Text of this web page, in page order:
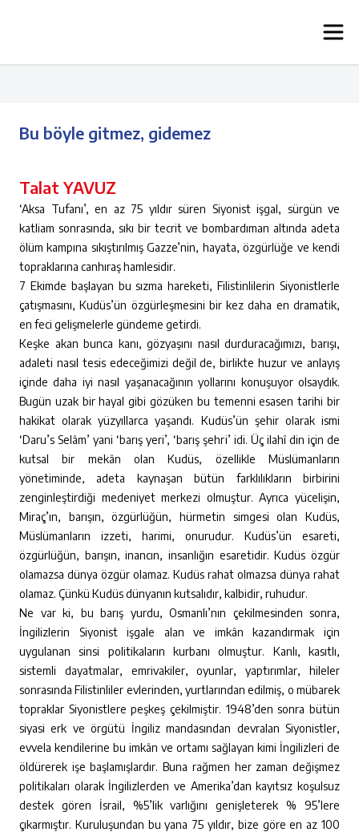
Bu böyle gitmez, gidemez
Talat YAVUZ
‘Aksa Tufanı’, en az 75 yıldır süren Siyonist işgal, sürgün ve
katliam sonrasında, sıkı bir tecrit ve bombardıman altında adeta
ölüm kampına sıkıştırılmış Gazze’nin, hayata, özgürlüğe ve kendi
topraklarına canhıraş hamlesidir.
7 Ekimde başlayan bu sızma hareketi, Filistinlilerin Siyonistlerle
çatışmasını, Kudüs’ün özgürleşmesini bir kez daha en dramatik,
en feci gelişmelerle gündeme getirdi.
Keşke akan bunca kanı, gözyaşını nasıl durduracağımızı, barışı,
adaleti nasıl tesis edeceğimizi değil de, birlikte huzur ve anlayış
içinde daha iyi nasıl yaşanacağının yollarını konuşuyor olsaydık.
Bugün uzak bir hayal gibi gözüken bu temenni esasen tarihi bir
hakikat olarak yüzyıllarca yaşandı. Kudüs’ün şehir olarak ismi
‘Daru’s Selâm’ yani ‘barış yeri’, ‘barış şehri’ idi. Üç ilahî din için de
kutsal bir mekân olan Kudüs, özellikle Müslümanların
yönetiminde, adeta kaynaşan bütün farklılıkların birbirini
zenginleştirdiği medeniyet merkezi olmuştur. Ayrıca yücelişin,
Miraç’ın, barışın, özgürlüğün, hürmetin simgesi olan Kudüs,
Müslümanların izzeti, harimi, onurudur. Kudüs’ün esareti,
özgürlüğün, barışın, inancın, insanlığın esaretidir. Kudüs özgür
olamazsa dünya özgür olamaz. Kudüs rahat olmazsa dünya rahat
olamaz. Çünkü Kudüs dünyanın kutsalıdır, kalbidir, ruhudur.
Ne var ki, bu barış yurdu, Osmanlı’nın çekilmesinden sonra,
İngilizlerin Siyonist işgale alan ve imkân kazandırmak için
uygulanan sinsi politikaların kurbanı olmuştur. Kanlı, kasıtlı,
sistemli dayatmalar, emrivakiler, oyunlar, yaptırımlar, hileler
sonrasında Filistinliler evlerinden, yurtlarından edilmiş, o mübarek
topraklar Siyonistlere peşkeş çekilmiştir. 1948’den sonra bütün
siyasi erk ve örgütü İngiliz mandasından devralan Siyonistler,
evvela kendilerine bu imkân ve ortamı sağlayan kimi İngilizleri de
öldürerek işe başlamışlardır. Buna rağmen her zaman değişmez
politikaları olarak İngilizlerden ve Amerika’dan kayıtsız koşulsuz
destek gören İsrail, %5’lik varlığını genişleterek % 95’lere
çıkarmıştır. Kuruluşundan bu yana 75 yıldır, bize göre en az 100